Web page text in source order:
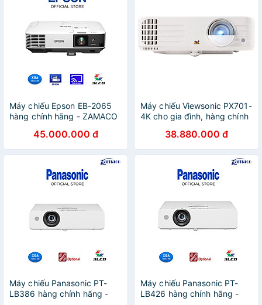
Máy chiếu Epson EB-2065
hàng chính hãng - ZAMACO
45.000.000 đ
Máy chiếu Viewsonic PX701-
4K cho gia đình, hàng chính
38.880.000 đ
Máy chiếu Panasonic PT-
LB386 hàng chính hãng -
Máy chiếu Panasonic PT-
LB426 hàng chính hãng -